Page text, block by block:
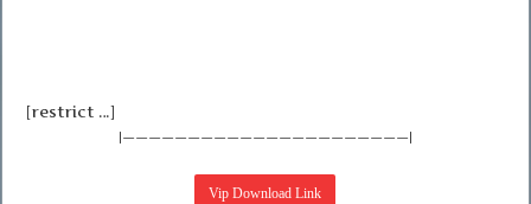
[restrict …]
|——————————————————————|